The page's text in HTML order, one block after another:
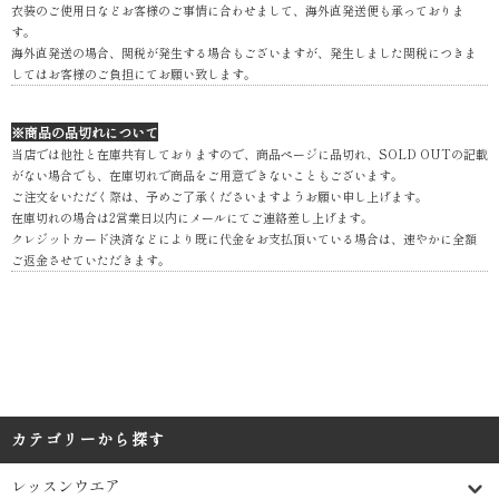
衣装のご使用日などお客様のご事情に合わせまして、海外直発送便も承っておりま
す。
海外直発送の場合、関税が発生する場合もございますが、発生しました関税につきま
してはお客様のご負担にてお願い致します。
※商品の品切れについて
当店では他社と在庫共有しておりますので、商品ページに品切れ、SOLD OUTの記載
がない場合でも、在庫切れで商品をご用意できないこともございます。
ご注文をいただく際は、予めご了承くださいますようお願い申し上げます。
在庫切れの場合は2営業日以内にメールにてご連絡差し上げます。
クレジットカード決済などにより既に代金をお支払頂いている場合は、速やかに全額
ご返金させていただきます。
カテゴリーから探す
レッスンウエア